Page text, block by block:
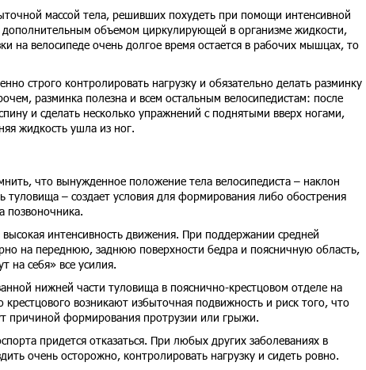
массой тела, решивших похудеть при помощи интенсивной
объемом циркулирующей в организме жидкости,
на велосипеде очень долгое время остается в рабочих мышцах, то
строго контролировать нагрузку и обязательно делать разминку
разминка полезна и всем остальным велосипедистам: после
и сделать несколько упражнений с поднятыми вверх ногами,
жидкость ушла из ног.
что вынужденное положение тела велосипедиста – наклон
туловища – создает условия для формирования либо обострения
позвоночника.
интенсивность движения. При поддержании средней
на переднюю, заднюю поверхности бедра и поясничную область,
на себя» все усилия.
нижней части туловища в пояснично-крестцовом отделе на
возникают избыточная подвижность и риск того, что
причиной формирования протрузии или грыжи.
придется отказаться. При любых других заболеваниях в
очень осторожно, контролировать нагрузку и сидеть ровно.